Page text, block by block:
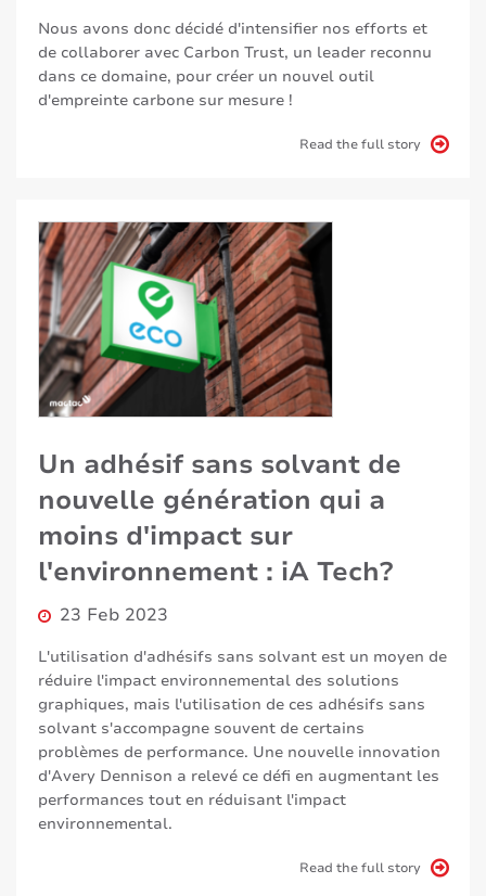
Nous avons donc décidé d'intensifier nos efforts et
de collaborer avec Carbon Trust, un leader reconnu
dans ce domaine, pour créer un nouvel outil
d'empreinte carbone sur mesure !
Read the full story
Un adhésif sans solvant de
nouvelle génération qui a
moins d'impact sur
l'environnement : iA Tech?
23 Feb 2023
L'utilisation d'adhésifs sans solvant est un moyen de
réduire l'impact environnemental des solutions
graphiques, mais l'utilisation de ces adhésifs sans
solvant s'accompagne souvent de certains
problèmes de performance. Une nouvelle innovation
d'Avery Dennison a relevé ce défi en augmentant les
performances tout en réduisant l'impact
environnemental.
Read the full story